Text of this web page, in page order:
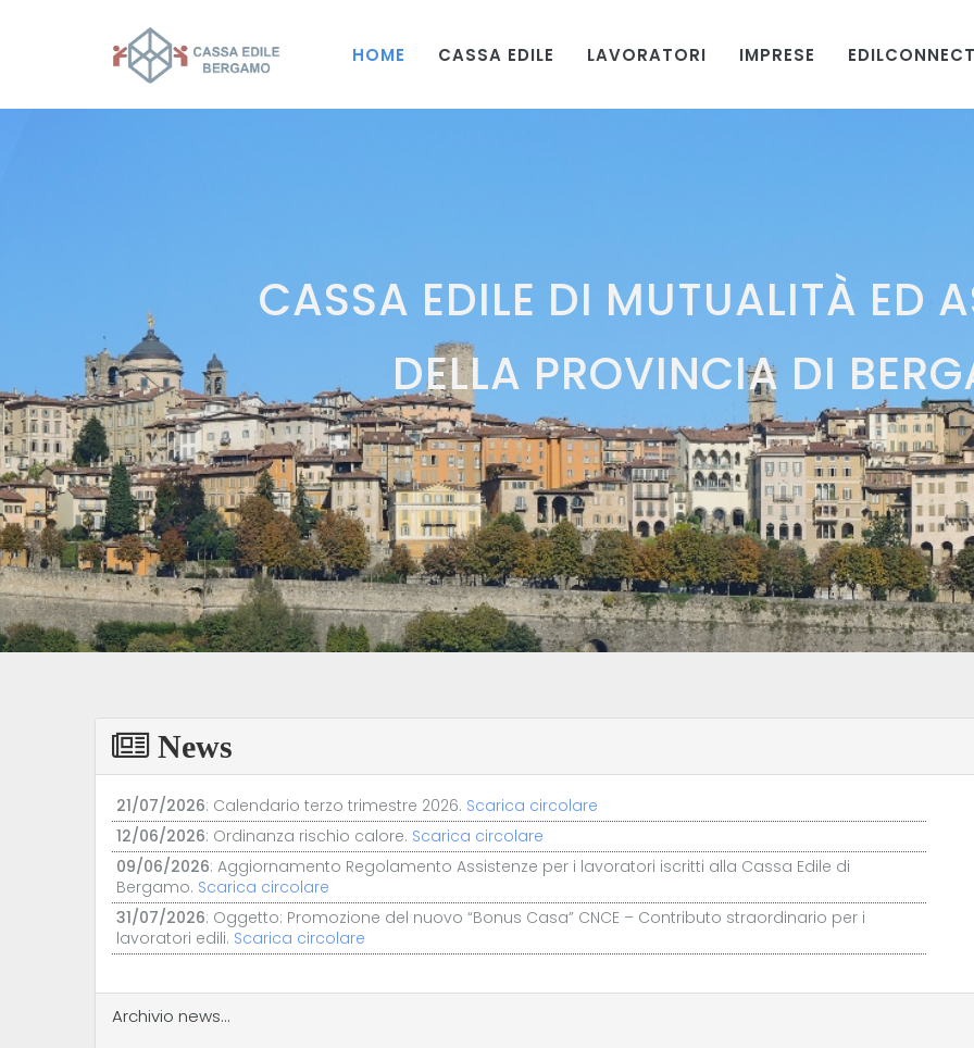
HOME CASSA EDILE LAVORATORI IMPRESE
CASSA EDILE DI MUTUALITÀ ED
DELLA PROVINCIA DI
News
12/06/2026: Ordinanza rischio calore.Scarica circolare
09/06/2026 : Aggiornamento Regolamento Assistenze per i lavoratori iscritti alla Cassa Edile di
Bergamo.Scarica circolare
31/07/2026: Oggetto: Promozione del nuovo “Bonus Casa” CNCE – Contributo straordinario per i
lavoratori edili.Scarica circolare
21/07/2026: Calendario terzo trimestre 2026.
Archivio news...